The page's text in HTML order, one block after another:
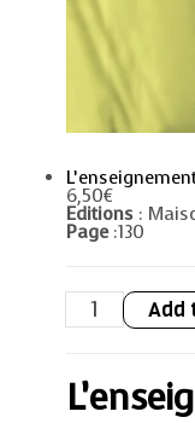
6,50€
Editions :
Page:130
L’enseignement
la
Add